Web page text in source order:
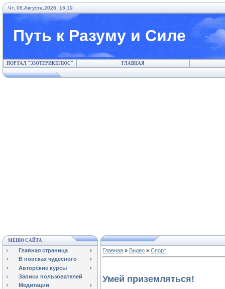
Чт, 06.Августа.2026, 16:19
Путь к Разуму и Силе
ПОРТАЛ "ЭЗОТЕРИКПЛЮС" ГЛАВНАЯ
МЕНЮ САЙТА
Главная страница
В поисках чудесного
Авторские курсы
Записи пользователей
Медитации
Главная » Видео » Спорт
Умей приземляться!